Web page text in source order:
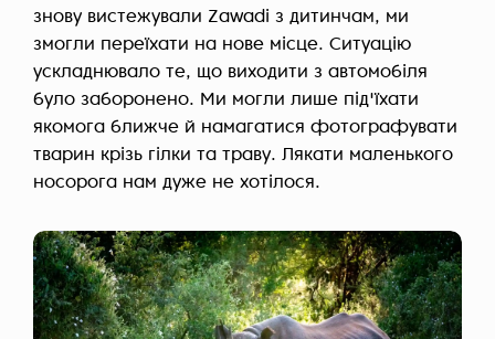
знову вистежували Zawadi з дитинчам, ми
змогли переїхати на нове місце. Ситуацію
ускладнювало те, що виходити з автомобіля
було заборонено. Ми могли лише під'їхати
якомога ближче й намагатися фотографувати
тварин крізь гілки та траву. Лякати маленького
носорога нам дуже не хотілося.